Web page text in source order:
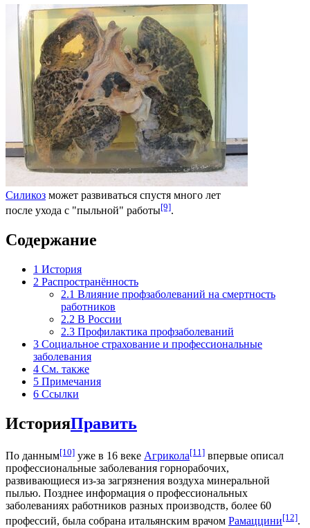
Силикоз может развиваться спустя много лет
после ухода с "пыльной" работы[9].
Содержание
1 История
2 Распространённость
2.1 Влияние профзаболеваний на смертность
работников
2.2 В России
2.3 Профилактика профзаболеваний
3 Социальное страхование и профессиональные
заболевания
4 См. также
5 Примечания
6 Ссылки
ИсторияПравить
По данным[10] уже в 16 веке Агрикола[11] впервые описал
профессиональные заболевания горнорабочих,
развивающиеся из-за загрязнения воздуха минеральной
пылью. Позднее информация о профессиональных
заболеваниях работников разных производств, более 60
профессий, была собрана итальянским врачом Рамаццини[12].